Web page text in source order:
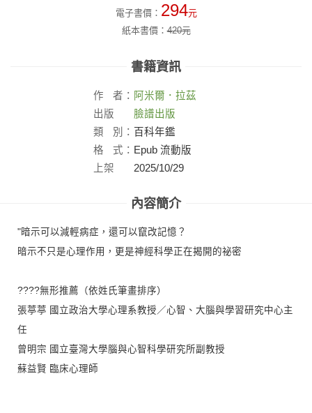
電子書價： 294元
紙本書價：420元
書籍資訊
作 者： 阿米爾．拉茲
出版
社：
臉譜出版
類
別： 百科年鑑
格
式： Epub 流動版
上架
2025/10/29
內容簡介
"暗示可以減輕病症，還可以竄改記憶？
暗示不只是心理作用，更是神經科學正在揭開的祕密
????無形推薦（依姓氏筆畫排序）
張葶葶 國立政治大學心理系教授／心智、大腦與學習研究中心主
任
曾明宗 國立臺灣大學腦與心智科學研究所副教授
蘇益賢 臨床心理師